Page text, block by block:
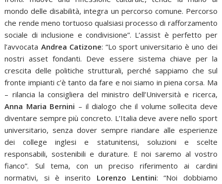
mondo delle disabilità, integra un percorso comune. Percorso
che rende meno tortuoso qualsiasi processo di rafforzamento
sociale di inclusione e condivisione”. L’assist è perfetto per
l’avvocata Andrea Catizone: “Lo sport universitario è uno dei
nostri asset fondanti. Deve essere sistema chiave per la
crescita delle politiche strutturali, perché sappiamo che sul
fronte impianti c’è tanto da fare e noi siamo in piena corsa. Ma
– rilancia la consigliera del ministro dell’Università e ricerca,
Anna Maria Bernini – il dialogo che il volume sollecita deve
diventare sempre più concreto. L’Italia deve avere nello sport
universitario, senza dover sempre riandare alle esperienze
dei college inglesi e statunitensi, soluzioni e scelte
responsabili, sostenibili e durature. E noi saremo al vostro
fianco”. Sul tema, con un preciso riferimento ai cardini
normativi, si è inserito Lorenzo Lentini: “Noi dobbiamo